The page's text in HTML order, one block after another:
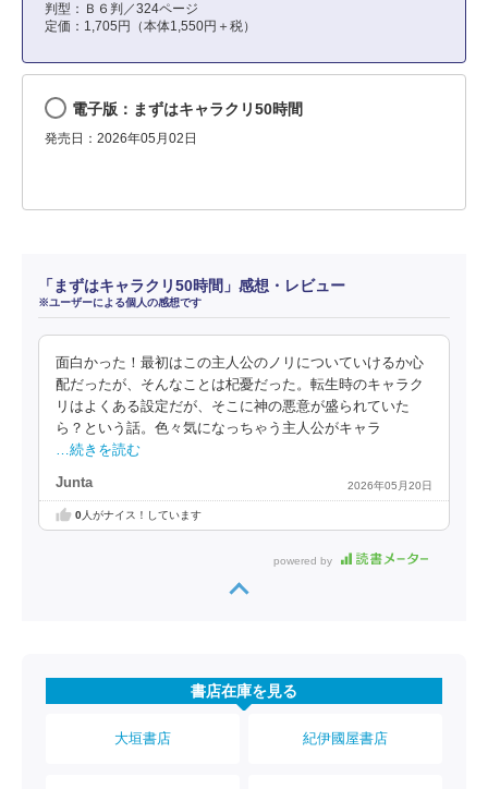
判型：Ｂ６判／324ページ
定価：1,705円（本体1,550円＋税）
電子版：まずはキャラクリ50時間
発売日：2026年05月02日
「まずはキャラクリ50時間」感想・レビュー
※ユーザーによる個人の感想です
面白かった！最初はこの主人公のノリについていけるか心
配だったが、そんなことは杞憂だった。転生時のキャラク
リはよくある設定だが、そこに神の悪意が盛られていた
ら？という話。色々気になっちゃう主人公がキャラ
…続きを読む
Junta 2026年05月20日
0人がナイス！しています
powered by
書店在庫を見る
大垣書店 紀伊國屋書店